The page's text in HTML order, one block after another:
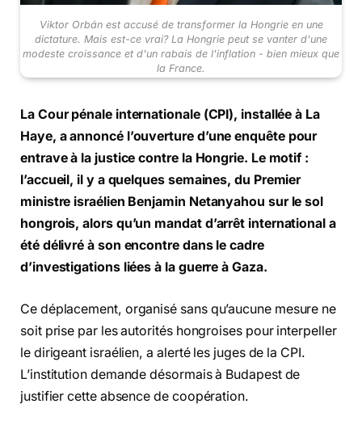
Viktor Orbán est accusé de transformer la Hongrie en une
dictature. Mais est-ce vrai? La Hongrie peut se vanter d'une
modeste croissance et d'un rabais de l'inflation - bien mieux que
la France.
La Cour pénale internationale (CPI), installée à La
Haye, a annoncé l’ouverture d’une enquête pour
entrave à la justice contre la Hongrie. Le motif :
l’accueil, il y a quelques semaines, du Premier
ministre israélien Benjamin Netanyahou sur le sol
hongrois, alors qu’un mandat d’arrêt international a
été délivré à son encontre dans le cadre
d’investigations liées à la guerre à Gaza.
Ce déplacement, organisé sans qu’aucune mesure ne
soit prise par les autorités hongroises pour interpeller
le dirigeant israélien, a alerté les juges de la CPI.
L’institution demande désormais à Budapest de
justifier cette absence de coopération.